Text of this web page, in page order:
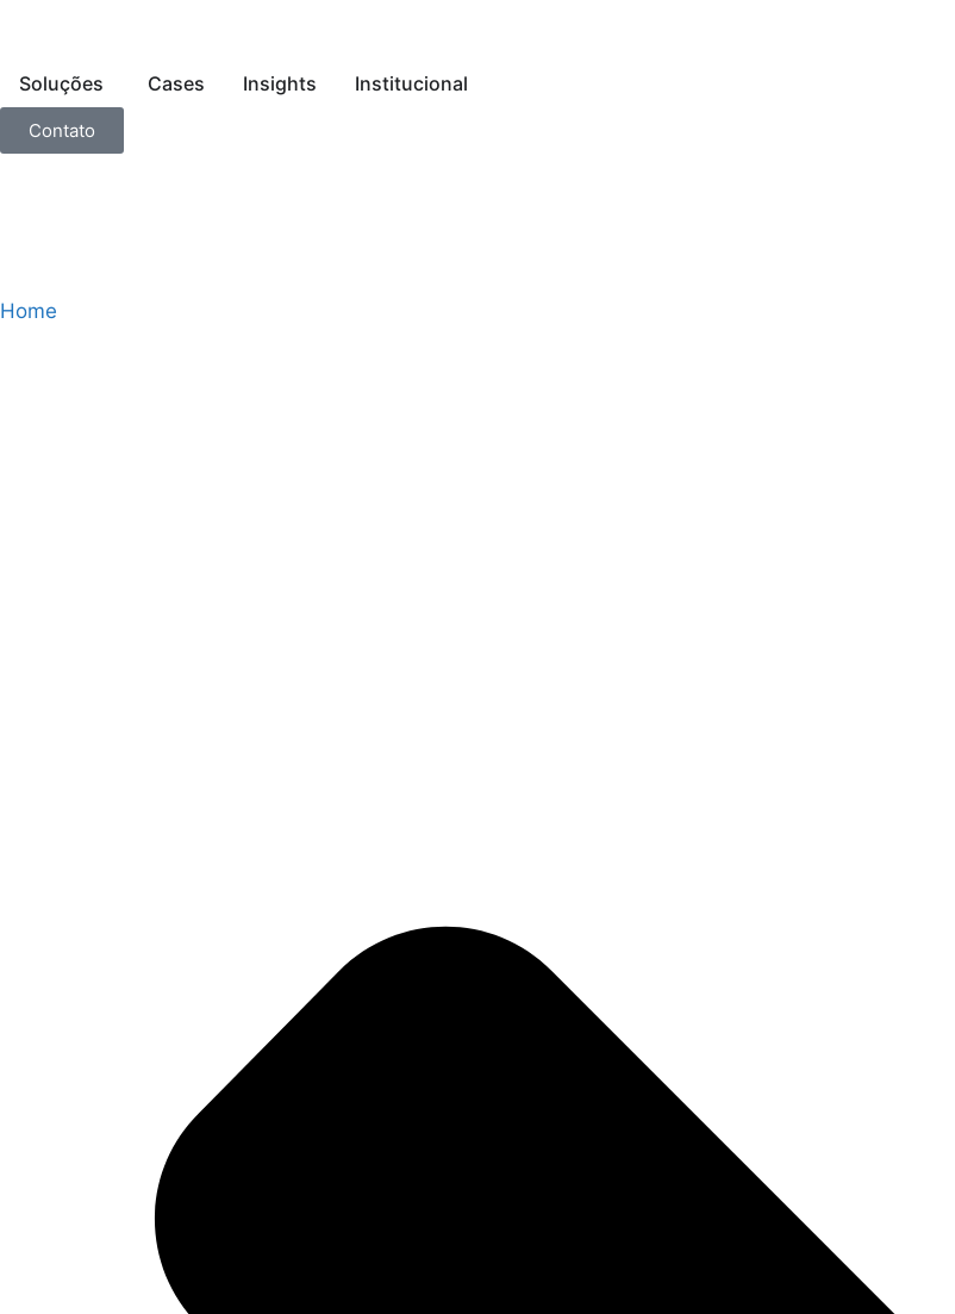
Soluções Cases Insights Institucional
Contato
Home